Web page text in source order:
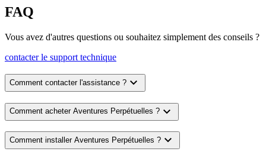
FAQ
Vous avez d'autres questions ou souhaitez simplement des conseils ?
contacter le support technique
Comment contacter l'assistance ? expand_more
Comment acheter Aventures Perpétuelles ? expand_more
Comment installer Aventures Perpétuelles ? expand_more